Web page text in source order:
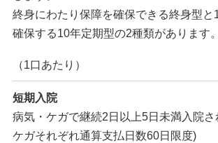
終身にわたり保障を確保できる終身型と
確保する10年定期型の2種類があります。
（1口あたり）
短期入院
病気・ケガで継続2日以上5日未満入院さ
ケガそれぞれ通算支払日数60日限度)